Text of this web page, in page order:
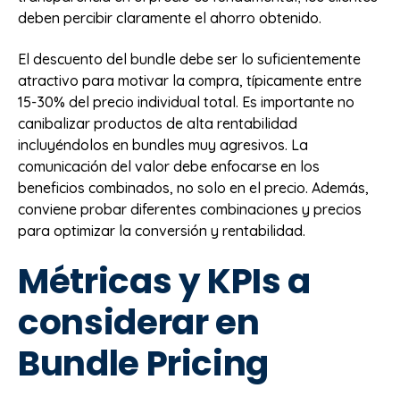
deben percibir claramente el ahorro obtenido.
El descuento del bundle debe ser lo suficientemente
atractivo para motivar la compra, típicamente entre
15-30% del precio individual total. Es importante no
canibalizar productos de alta rentabilidad
incluyéndolos en bundles muy agresivos. La
comunicación del valor debe enfocarse en los
beneficios combinados, no solo en el precio. Además,
conviene probar diferentes combinaciones y precios
para optimizar la conversión y rentabilidad.
Métricas y KPIs a
considerar en
Bundle Pricing